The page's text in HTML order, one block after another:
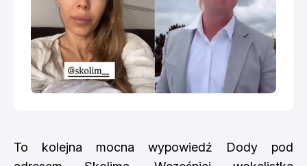
To kolejna mocna wypowiedź Dody pod